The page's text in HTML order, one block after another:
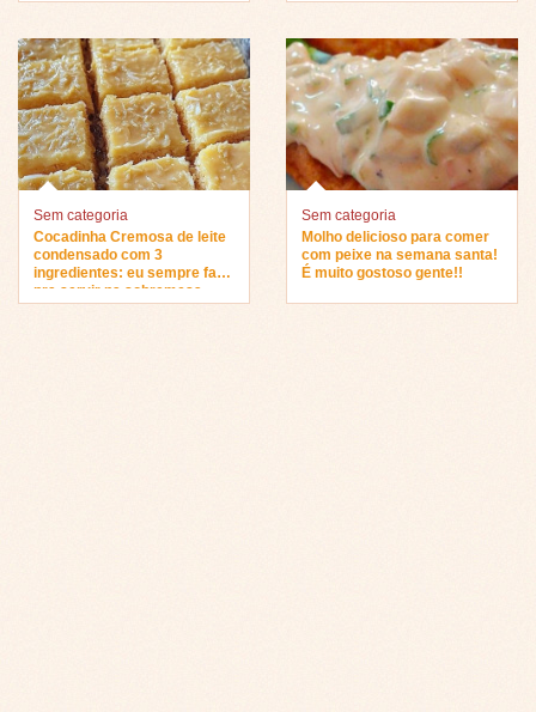
Sem categoria
Cocadinha Cremosa de leite
condensado com 3
ingredientes: eu sempre faço
pra servir na sobremesa…
Sem categoria
Molho delicioso para comer
com peixe na semana santa!
É muito gostoso gente!!